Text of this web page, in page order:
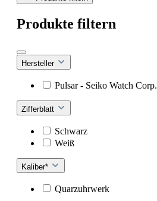
Produkte filtern
Hersteller
Pulsar - Seiko Watch Corp.
Zifferblatt
Schwarz
Weiß
Kaliber*
Quarzuhrwerk